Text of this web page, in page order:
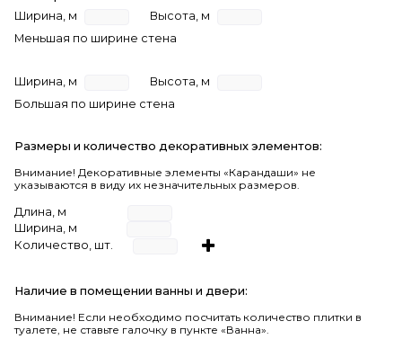
Ширина, м
Высота, м
Меньшая по ширине стена
Ширина, м
Высота, м
Большая по ширине стена
Размеры и количество декоративных элементов:
Внимание! Декоративные элементы «Карандаши» не
указываются в виду их незначительных размеров.
Длина, м
Ширина, м
Количество, шт.
Наличие в помещении ванны и двери:
Внимание! Если необходимо посчитать количество плитки в
туалете, не ставьте галочку в пункте «Ванна».